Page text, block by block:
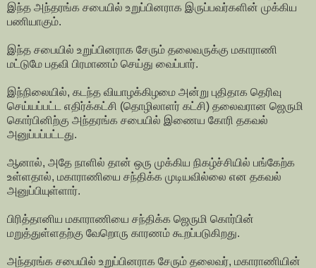
இந்த அந்தரங்க சபையில் உறுப்பினராக இருப்பவர்களின் முக்கிய
பணியாகும்.
இந்த சபையில் உறுப்பினராக சேரும் தலைவருக்கு மகாராணி
மட்டுமே பதவி பிரமாணம் செய்து வைப்பார்.
இந்நிலையில், கடந்த வியாழக்கிழமை அன்று புதிதாக தெரிவு
செய்யப்பட்ட எதிர்க்கட்சி (தொழிலாளர் கட்சி) தலைவரான ஜெருமி
கொர்பினிற்கு அந்தரங்க சபையில் இணைய கோரி தகவல்
அனுப்பப்பட்டது.
ஆனால், அதே நாளில் தான் ஒரு முக்கிய நிகழ்ச்சியில் பங்கேற்க
உள்ளதால், மகாராணியை சந்திக்க முடியவில்லை என தகவல்
அனுப்பியுள்ளார்.
பிரித்தானிய மகாராணியை சந்திக்க ஜெருமி கொர்பின்
மறுத்துள்ளதற்கு வேறொரு காரணம் கூறப்படுகிறது.
அந்தரங்க சபையில் உறுப்பினராக சேரும் தலைவர், மகாராணியின்